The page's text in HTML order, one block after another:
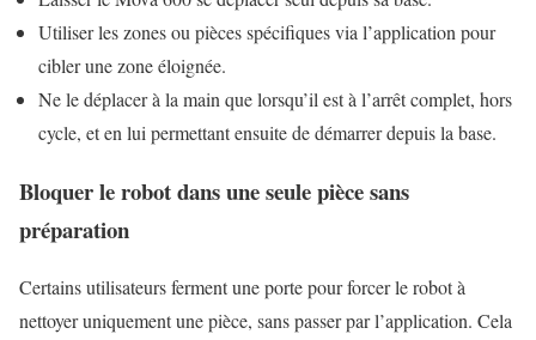
Utiliser les zones ou pièces spécifiques via l’application pour
cibler une zone éloignée.
Ne le déplacer à la main que lorsqu’il est à l’arrêt complet, hors
cycle, et en lui permettant ensuite de démarrer depuis la base.
Bloquer le robot dans une seule pièce sans
préparation
Certains utilisateurs ferment une porte pour forcer le robot à
nettoyer uniquement une pièce, sans passer par l’application. Cela